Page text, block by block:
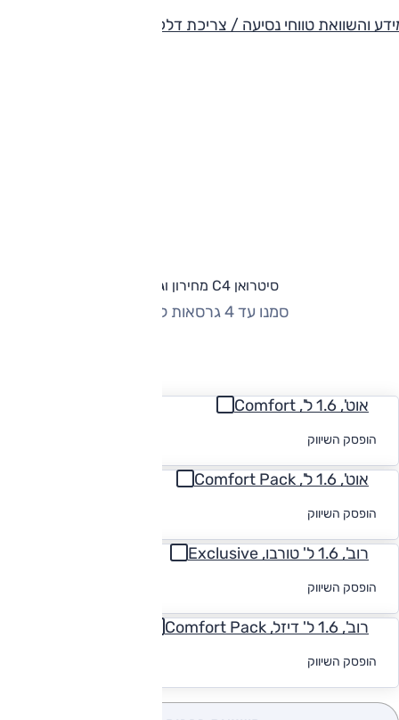
והשוואת טווחי נסיעה / צריכת דלק
סיטרואן C4 מחירון וגרסאות
סמנו עד 4 גרסאות להשוואה
אוט', 1.6 ל', Comfort
הופסק השיווק
אוט', 1.6 ל', Comfort Pack
הופסק השיווק
רוב', 1.6 ל' טורבו, Exclusive
הופסק השיווק
רוב', 1.6 ל' דיזל, Comfort Pack
הופסק השיווק